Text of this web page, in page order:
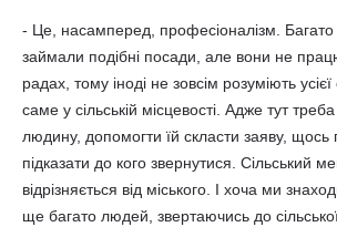
- Це, насамперед, професіоналізм.
займали подібні посади, але вони не
радах, тому іноді не зовсім розуміють
саме у сільській місцевості. Адже тут
людину, допомогти їй скласти заяву, щось
підказати до кого звернутися. Сільський
відрізняється від міського. І хоча ми
ще багато людей, звертаючись до